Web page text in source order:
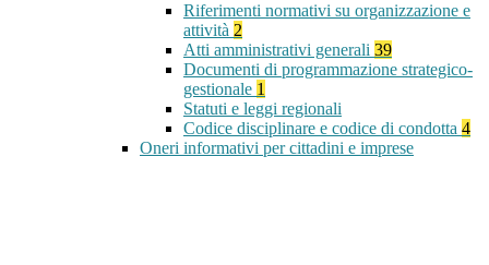
Riferimenti normativi su organizzazione e
attività 2
Atti amministrativi generali 39
Documenti di programmazione strategico-
gestionale 1
Statuti e leggi regionali
Codice disciplinare e codice di condotta 4
Oneri informativi per cittadini e imprese